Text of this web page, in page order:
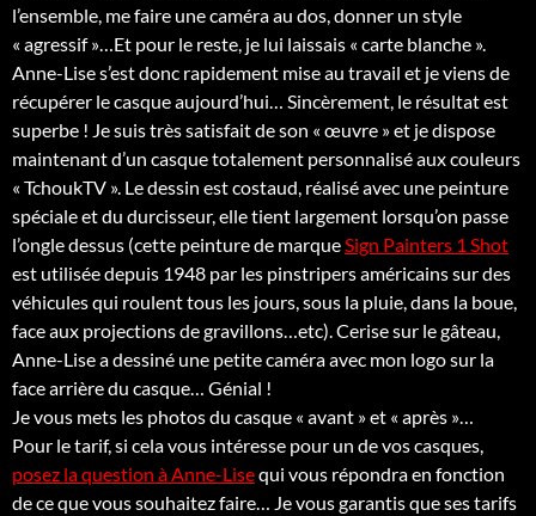
l’ensemble, me faire une caméra au dos, donner un style
« agressif »…Et pour le reste, je lui laissais « carte blanche ».
Anne-Lise s’est donc rapidement mise au travail et je viens de
récupérer le casque aujourd’hui… Sincèrement, le résultat est
superbe ! Je suis très satisfait de son « œuvre » et je dispose
maintenant d’un casque totalement personnalisé aux couleurs
« TchoukTV ». Le dessin est costaud, réalisé avec une peinture
spéciale et du durcisseur, elle tient largement lorsqu’on passe
l’ongle dessus (cette peinture de marqueSign Painters 1 Shot
est utilisée depuis 1948 par les pinstripers américains sur des
véhicules qui roulent tous les jours, sous la pluie, dans la boue,
face aux projections de gravillons…etc). Cerise sur le gâteau,
Anne-Lise a dessiné une petite caméra avec mon logo sur la
face arrière du casque… Génial !
Je vous mets les photos du casque « avant » et « après »…
Pour le tarif, si cela vous intéresse pour un de vos casques,
posez la question à Anne-Lisequi vous répondra en fonction
de ce que vous souhaitez faire… Je vous garantis que ses tarifs